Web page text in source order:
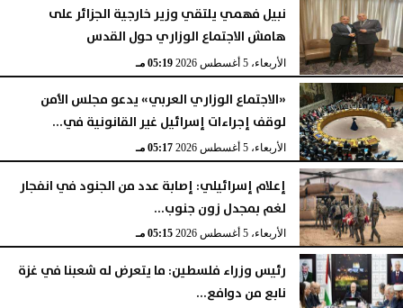
نبيل فهمي يلتقي وزير خارجية الجزائر على
هامش الاجتماع الوزاري حول القدس
الأربعاء، 5 أغسطس 2026 05:19 مـ
«الاجتماع الوزاري العربي» يدعو مجلس الأمن
لوقف إجراءات إسرائيل غير القانونية في...
الأربعاء، 5 أغسطس 2026 05:17 مـ
إعلام إسرائيلي: إصابة عدد من الجنود في انفجار
لغم بمجدل زون جنوب...
الأربعاء، 5 أغسطس 2026 05:15 مـ
رئيس وزراء فلسطين: ما يتعرض له شعبنا في غزة
نابع من دوافع...